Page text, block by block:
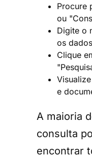
Procure
ou
Digite o
os
Clique
e
A maioria
consulta
encontrar